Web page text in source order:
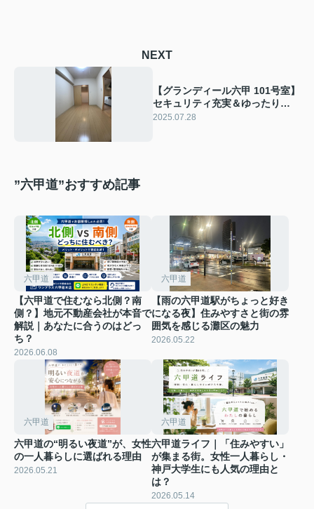
NEXT
【グランディール六甲 101号室】
セキュリティ充実＆ゆったり
1LDK｜六甲道11分の静かな暮ら
2025.07.28
”六甲道”おすすめ記事
六甲道
【六甲道で住むなら北側？南
側？】地元不動産会社が本音で
解説｜あなたに合うのはどっ
ち？
2026.06.08
六甲道
【雨の六甲道駅がちょっと好き
になる夜】住みやすさと街の雰
囲気を感じる灘区の魅力
2026.05.22
六甲道
六甲道の“明るい夜道”が、女性
の一人暮らしに選ばれる理由
2026.05.21
六甲道
六甲道ライフ｜「住みやすい」
が集まる街。女性一人暮らし・
神戸大学生にも人気の理由と
は？
2026.05.14